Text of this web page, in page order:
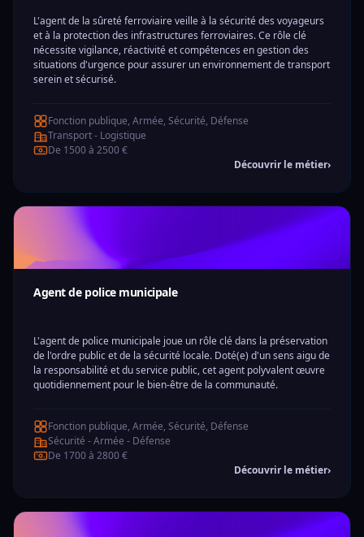
L'agent de la sûreté ferroviaire veille à la sécurité des voyageurs
et à la protection des infrastructures ferroviaires. Ce rôle clé
nécessite vigilance, réactivité et compétences en gestion des
situations d'urgence pour assurer un environnement de transport
serein et sécurisé.
Fonction publique, Armée, Sécurité, Défense
Transport - Logistique
De 1500 à 2500 €
Découvrir le métier›
Agent de police municipale
L'agent de police municipale joue un rôle clé dans la préservation
de l'ordre public et de la sécurité locale. Doté(e) d'un sens aigu de
la responsabilité et du service public, cet agent polyvalent œuvre
quotidiennement pour le bien-être de la communauté.
Fonction publique, Armée, Sécurité, Défense
Sécurité - Armée - Défense
De 1700 à 2800 €
Découvrir le métier›